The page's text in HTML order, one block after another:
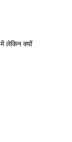
लेकिन क्यों